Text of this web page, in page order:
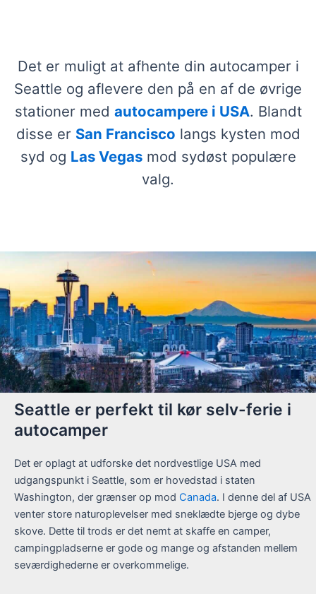
Det er muligt at afhente din autocamper i
Seattle og aflevere den på en af de øvrige
stationer med autocampere i USA. Blandt
disse er San Francisco langs kysten mod
syd og Las Vegasmod sydøst populære
valg.
Seattle er perfekt til kør selv-ferie i
autocamper
Det er oplagt at udforske det nordvestlige USA med
udgangspunkt i Seattle, som er hovedstad i staten
Washington, der grænser op mod Canada. I denne del af USA
venter store naturoplevelser med sneklædte bjerge og dybe
skove. Dette til trods er det nemt at skaffe en camper,
campingpladserne er gode og mange og afstanden mellem
seværdighederne er overkommelige.